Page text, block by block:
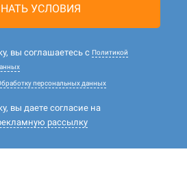
УСЛОВИЯ
вы соглашаетесь с Политикой
персональных данных
вы даете согласие на
рассылку